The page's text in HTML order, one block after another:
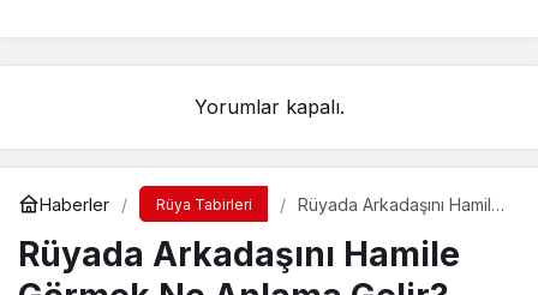
Yorumlar kapalı.
Haberler Rüya Tabirleri
Rüyada Arkadaşını Hamile
İslami ve Psikolojik Rüya
Tabiri
Rüyada Arkadaşını Hamile